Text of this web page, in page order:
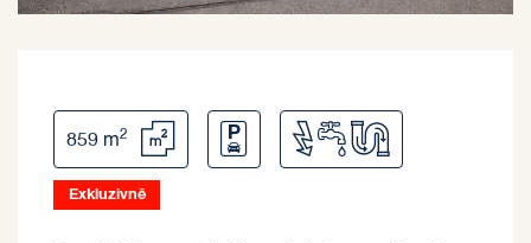
859 m2
Exkluzivně